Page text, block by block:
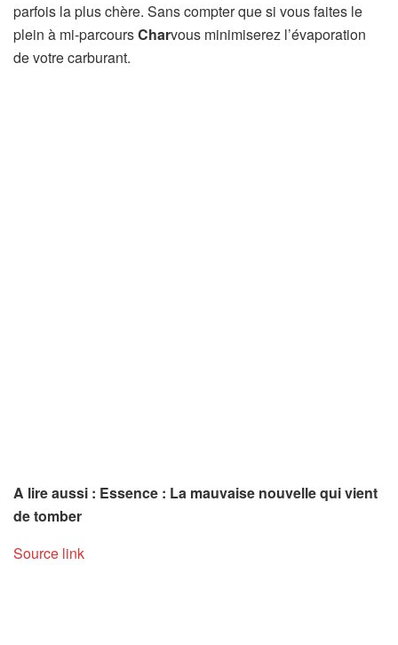
parfois la plus chère. Sans compter que si vous faites le
plein à mi-parcoursCharvous minimiserez l’évaporation
de votre carburant.
A lire aussi : Essence : La mauvaise nouvelle qui vient
de tomber
Source link